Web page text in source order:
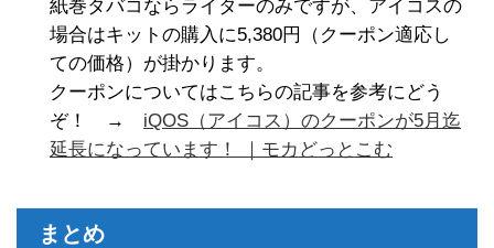
紙巻タバコならライターのみですが、アイコスの
場合はキットの購入に5,380円（クーポン適応し
ての価格）が掛かります。
クーポンについてはこちらの記事を参考にどう
ぞ！ → iQOS（アイコス）のクーポンが5月迄
延長になっています！ ｜モカどっとこむ
まとめ